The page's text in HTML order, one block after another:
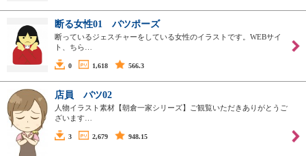
断る女性01 バツポーズ
断っているジェスチャーをしている女性のイラストです。WEBサイ
ト、ちら…
0 1,618 566.3
店員 バツ02
人物イラスト素材【朝倉一家シリーズ】ご観覧いただきありがとうご
ざいます…
3 2,679 948.15